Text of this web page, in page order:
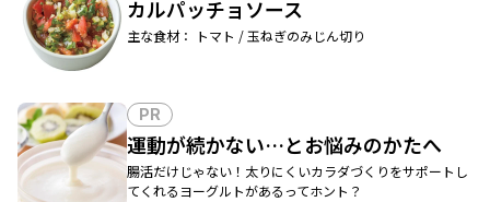
カルパッチョソース
主な食材： トマト / 玉ねぎのみじん切り
PR
運動が続かない…とお悩みのかたへ
腸活だけじゃない！太りにくいカラダづくりをサポートし
てくれるヨーグルトがあるってホント？